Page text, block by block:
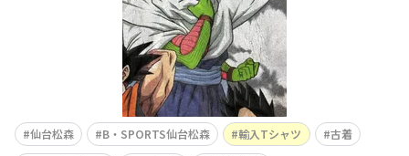
仙台松森 B・SPORTS仙台松森 輸入Tシャツ
古着